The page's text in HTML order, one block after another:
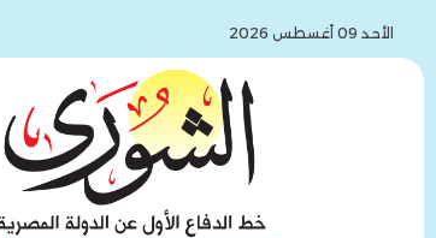
الأحد 09 أغسطس 2026